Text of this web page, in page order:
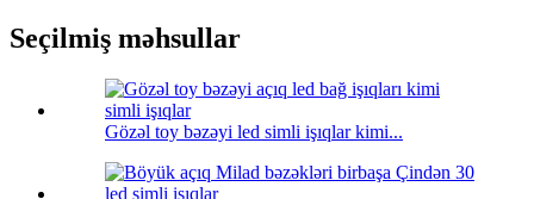
Seçilmiş məhsullar
Gözəl toy bəzəyi led simli işıqlar kimi...